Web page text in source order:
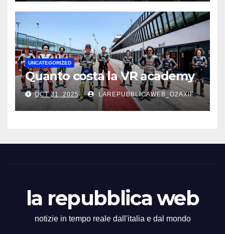
UNCATEGORIZED
Quanto costa la VR academy
OCT 31, 2025 LAREPUBBLICAWEB_O2AXIF
la repubblica web
notizie in tempo reale dall'italia e dal mondo